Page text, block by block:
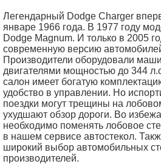
Легендарный Dodge Charger
январе 1966 года. В 1977 году
Dodge Magnum. И только в 2005
современную версию
Производители оборудовали
двигателями мощностью до 344
салон имеет богатую
удобство в управлении. Но
поездки могут трещины на
ухудшают обзор дороги. Во
необходимо поменять лобовое
в нашем сервисе автостекол.
широкий выбор автомобильных
производителей.